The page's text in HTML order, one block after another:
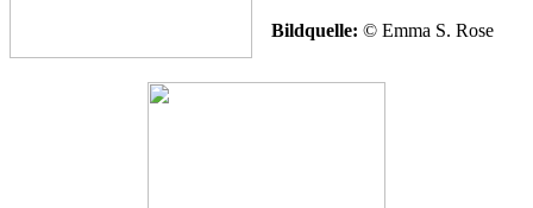
Bildquelle: © Emma S. Rose